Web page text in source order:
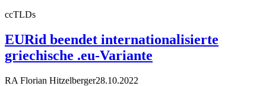
ccTLDs
EURid beendet internationalisierte
griechische .eu-Variante
RA Florian Hitzelberger28.10.2022